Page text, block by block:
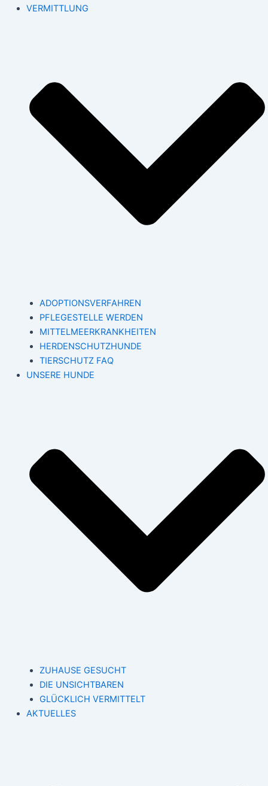
VERMITTLUNG
ADOPTIONSVERFAHREN
PFLEGESTELLE WERDEN
MITTELMEERKRANKHEITEN
HERDENSCHUTZHUNDE
TIERSCHUTZ FAQ
UNSERE HUNDE
ZUHAUSE GESUCHT
DIE UNSICHTBAREN
GLÜCKLICH VERMITTELT
AKTUELLES